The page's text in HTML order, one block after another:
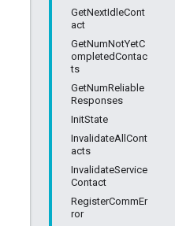
GetNextIdleCont
act
GetNumNotYetC
ompletedContac
ts
GetNumReliable
Responses
InitState
InvalidateAllCont
acts
InvalidateService
Contact
RegisterCommEr
ror